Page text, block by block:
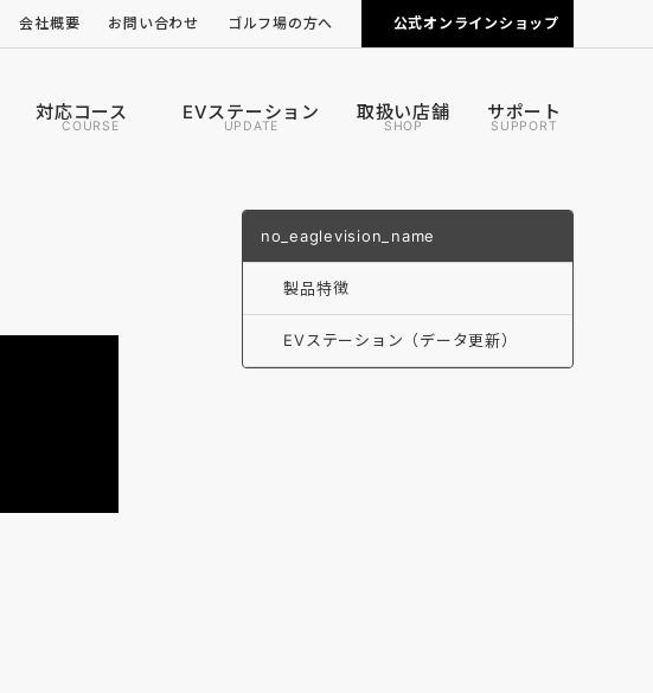
会社概要 お問い合わせ ゴルフ場の方へ
カートナビの導入について
公式オンラインショップ
対応コース
COURSE
EVステーション
UPDATE
取扱い店舗
SHOP
サポート
SUPPORT
no_eaglevision_name
製品特徴
EVステーション（データ更新）